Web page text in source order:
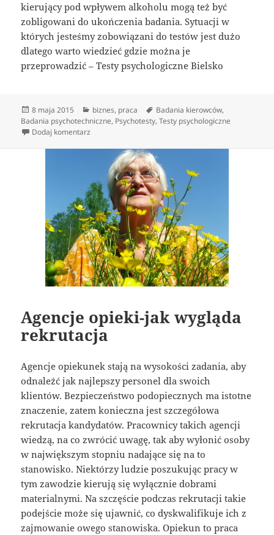
kierujący pod wpływem alkoholu mogą też być
zobligowani do ukończenia badania. Sytuacji w
których jesteśmy zobowiązani do testów jest dużo
dlatego warto wiedzieć gdzie można je
przeprowadzić – Testy psychologiczne Bielsko
Data
publikacji
8 maja 2015 Kategorie
biznes, praca Tagi
Badania kierowców,
Badania psychotechniczne, Psychotesty,Testy psychologiczne
Dodaj komentarz
Agencje opieki-jak wygląda
rekrutacja
Agencje opiekunek stają na wysokości zadania, aby
odnaleźć jak najlepszy personel dla swoich
klientów. Bezpieczeństwo podopiecznych ma istotne
znaczenie, zatem konieczna jest szczegółowa
rekrutacja kandydatów. Pracownicy takich agencji
wiedzą, na co zwrócić uwagę, tak aby wyłonić osoby
w największym stopniu nadające się na to
stanowisko. Niektórzy ludzie poszukując pracy w
tym zawodzie kierują się wyłącznie dobrami
materialnymi. Na szczęście podczas rekrutacji takie
podejście może się ujawnić, co dyskwalifikuje ich z
zajmowanie owego stanowiska. Opiekun to praca